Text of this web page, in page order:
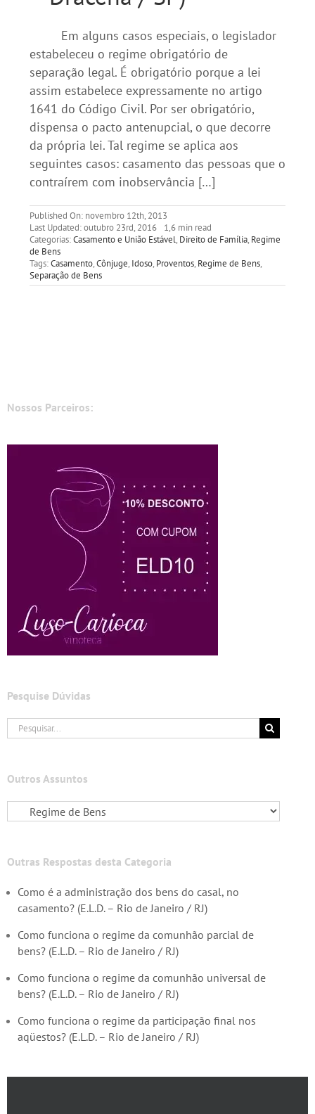
Em alguns casos especiais, o legislador
estabeleceu o regime obrigatório de
separação legal. É obrigatório porque a lei
assim estabelece expressamente no artigo
1641 do Código Civil. Por ser obrigatório,
dispensa o pacto antenupcial, o que decorre
da própria lei. Tal regime se aplica aos
seguintes casos: casamento das pessoas que o
contraírem com inobservância […]
Published On: novembro 12th, 2013
Last Updated: outubro 23rd, 2016
1,6 min read
Categorias:Casamento e União Estável, Direito de Família, Regime
de Bens
Tags:Casamento,Cônjuge, Idoso, Proventos, Regime de Bens,
Separação de Bens
Nossos Parceiros:
Pesquise Dúvidas
Buscar
resultados
Outros Assuntos
Outras Respostas desta Categoria
Como é a administração dos bens do casal, no
casamento? (E.L.D. – Rio de Janeiro / RJ)
Como funciona o regime da comunhão parcial de
bens? (E.L.D. – Rio de Janeiro / RJ)
Como funciona o regime da comunhão universal de
bens? (E.L.D. – Rio de Janeiro / RJ)
Como funciona o regime da participação final nos
aqüestos? (E.L.D. – Rio de Janeiro / RJ)